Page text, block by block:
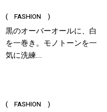
( FASHION )
黒のオーバーオールに、白
を一巻き。モノトーンを一
気に洗練...
( FASHION )